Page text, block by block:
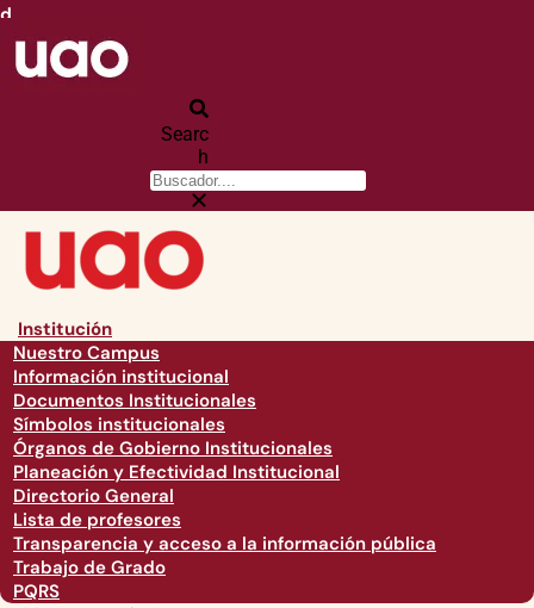
d
Searc
h
Institución
Nuestro Campus
Información institucional
Documentos Institucionales
Símbolos institucionales
Órganos de Gobierno Institucionales
Planeación y Efectividad Institucional
Directorio General
Lista de profesores
Transparencia y acceso a la información pública
Trabajo de Grado
PQRS